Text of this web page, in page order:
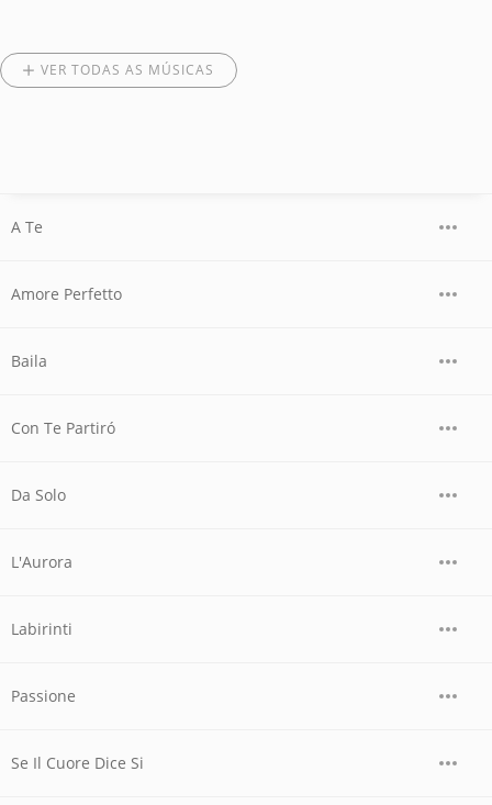
VER TODAS AS MÚSICAS
A Te
Amore Perfetto
Baila
Con Te Partiró
Da Solo
L'Aurora
Labirinti
Passione
Se Il Cuore Dice Si